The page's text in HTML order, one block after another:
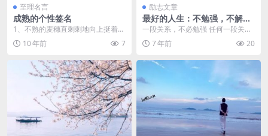
至理名言
成熟的个性签名
1、不熟的麦穗直刺刺地向上挺着，
成熟的麦穗低垂着头。 2、成熟就
是...10 年前 7
励志文章
最好的人生：不勉强，不解
释，不将就
一段关系，不必勉强 任何一段关
系，最怕的都是勉强。需要你费力
讨好的关系都不能长久...
7 年前 20